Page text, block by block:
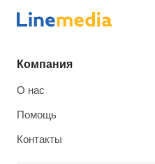
Компания
О нас
Помощь
Контакты